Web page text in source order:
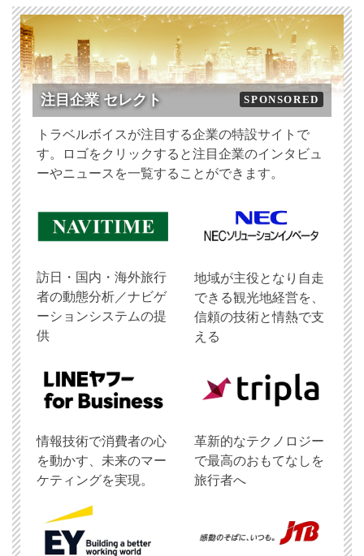
注目企業 セレクト SPONSORED
トラベルボイスが注目する企業の特設サイトで
す。ロゴをクリックすると注目企業のインタビュ
ーやニュースを一覧することができます。
訪日・国内・海外旅行
者の動態分析／ナビゲ
ーションシステムの提
供
地域が主役となり自走
できる観光地経営を、
信頼の技術と情熱で支
える
情報技術で消費者の心
を動かす、未来のマー
ケティングを実現。
革新的なテクノロジー
で最高のおもてなしを
旅行者へ